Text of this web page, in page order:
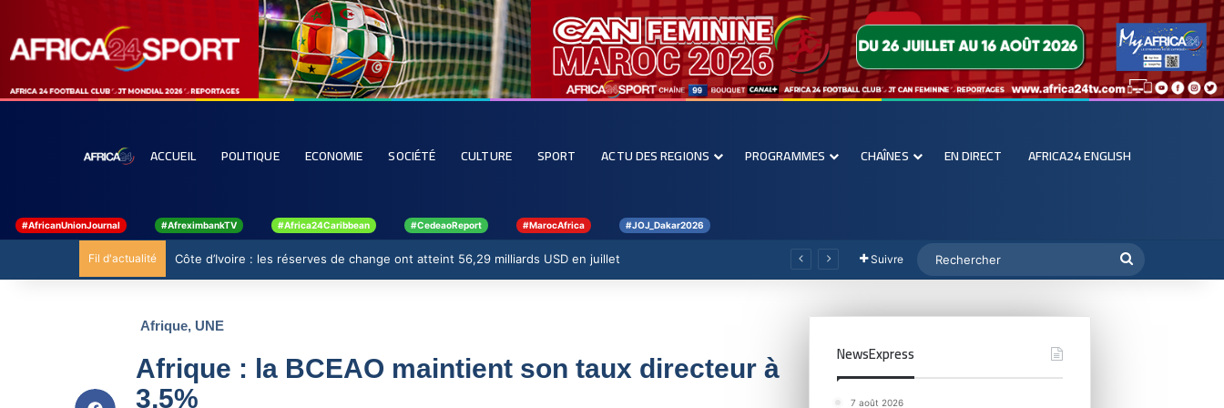
ACCUEIL POLITIQUE ECONOMIE SOCIÉTÉ CULTURE SPORT ACTU DES REGIONS PROGRAMMES CHAÎNES EN DIRECT AFRICA24 ENGLISH
#AfricanUnionJournal #AfreximbankTV #Africa24Caribbean #CedeaoReport #MarocAfrica #JOJ_Dakar2026
Fil d'actualité Côte d’Ivoire : les réserves de change ont atteint 56,29 milliards USD en juillet Suivre
Afrique, UNE
Afrique : la BCEAO maintient son taux directeur à
3,5%
NewsExpress
7 août 2026